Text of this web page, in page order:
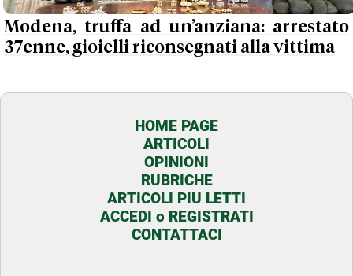
Modena, truffa ad un’anziana: arrestato
37enne, gioielli riconsegnati alla vittima
HOME PAGE
ARTICOLI
OPINIONI
RUBRICHE
ARTICOLI PIU LETTI
ACCEDI o REGISTRATI
CONTATTACI